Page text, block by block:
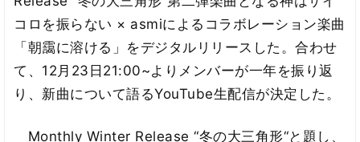
コロを振らない × asmiによるコラボレーション楽曲
「朝靄に溶ける」をデジタルリリースした。合わせ
て、12月23日21:00~よりメンバーが一年を振り返
り、新曲について語るYouTube生配信が決定した。
Monthly Winter Release “冬の大三角形“と題し、